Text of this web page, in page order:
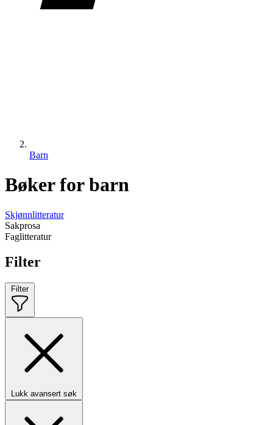
Barn
Bøker for barn
Skjønnlitteratur
Sakprosa
Faglitteratur
Filter
Filter
Lukk avansert søk